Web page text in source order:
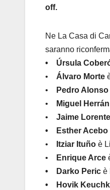
off.
Ne La Casa di
saranno
• Úrsula
• Álvaro Morte
•
Pedro Alonso
•
Miguel Herrán
•
Jaime Lorente
• Esther Acebo
•
Itziar Ituño è
•
Enrique Arce
• Darko Peric è
• Hovik